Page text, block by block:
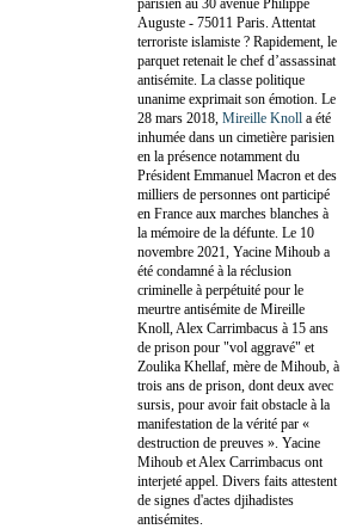
Auguste - 75011 Paris. Attentat
terroriste islamiste ? Rapidement, le
parquet retenait le chef d’assassinat
antisémite. La classe politique
unanime exprimait son émotion. Le
28 mars 2018, Mireille Knoll a été
inhumée dans un cimetière parisien
en la présence notamment du
Président Emmanuel Macron et des
milliers de personnes ont participé
en France aux marches blanches à
la mémoire de la défunte. Le 10
novembre 2021, Yacine Mihoub a
été condamné à la réclusion
criminelle à perpétuité pour le
meurtre antisémite de Mireille
Knoll, Alex Carrimbacus à 15 ans
de prison pour "vol aggravé" et
Zoulika Khellaf, mère de Mihoub, à
trois ans de prison, dont deux avec
sursis, pour avoir fait obstacle à la
manifestation de la vérité par «
destruction de preuves ». Yacine
Mihoub et Alex Carrimbacus ont
interjeté appel. Divers faits attestent
de signes d'actes djihadistes
antisémites.